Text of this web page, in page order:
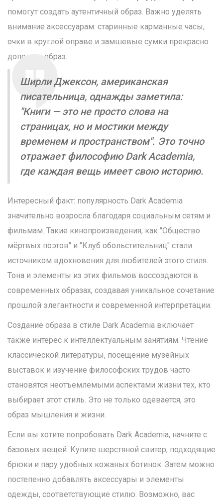
помогут создать аутентичный образ. Важно уделять
внимание аксессуарам: старинные карманные часы,
очки в круглой оправе и замшевые сумки прекрасно
дополнят образ.
Ширли Джексон, американская
писательница, однажды заметила:
"Книги — это не просто слова на
страницах, но и мостики между
временем и пространством". Это точно
отражает философию Dark Academia,
где каждая вещь имеет свою историю.
Интересный факт: популярность Dark Academia
значительно возросла благодаря социальным сетям и
фильмам. Такие кинопроизведения, как "Общество
мёртвых поэтов" и "Клуб обольстительниц" стали
источником вдохновения для любителей этого стиля.
Тона и элементы из этих фильмов воссоздаются в
современных образах, создавая уникальное сочетание
прошлой элегантности и современной интерпретации.
Создание образа в стиле Dark Academia включает
также интерес к интеллектуальным занятиям. Чтение
классической литературы, посещение музейных
выставок и изучение философских трудов часто
становятся неотъемлемыми аспектами жизни тех, кто
выбирает этот стиль. Это не только одевается, это
образ мышления и жизни.
Если вы хотите попробовать Dark Academia, начните с
базовых вещей. Купите шерстяной свитер, подходящие
брюки и пару удобных кожаных ботинок. Затем можно
постепенно добавлять аксессуары и элементы
одежды, соответствующие стилю. Возможно, вас